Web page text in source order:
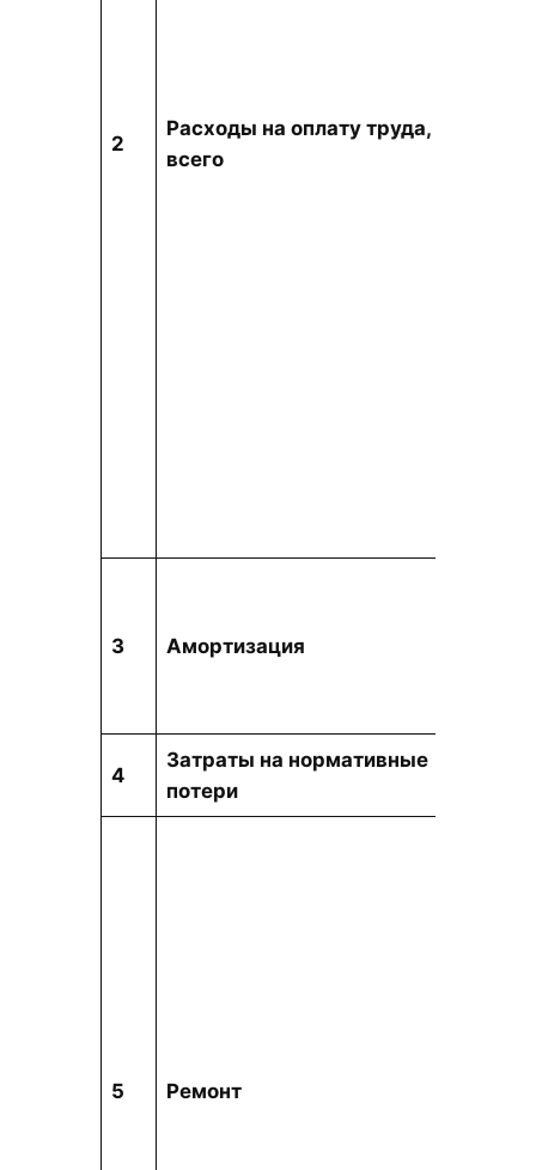
2
Расходы на оплату труда,
всего
3 Амортизация
4
Затраты на нормативные
потери
5 Ремонт